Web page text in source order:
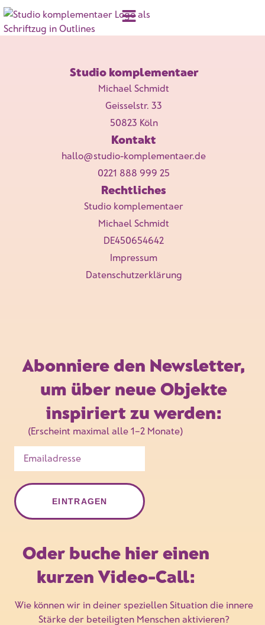
Studio komplementaer
Michael Schmidt
Geisselstr. 33
50823 Köln
Kontakt
hallo@studio-komplementaer.de
0221 888 999 25
Rechtliches
Studio komplementaer
Michael Schmidt
DE450654642
Impressum
Datenschutzerklärung
Abonniere den Newsletter,
um über neue Objekte
inspiriert zu werden:
(Erscheint maximal alle 1–2 Monate)
EINTRAGEN
Oder buche hier einen
kurzen Video-Call:
Wie können wir in deiner speziellen Situation die innere
Stärke der beteiligten Menschen aktivieren?